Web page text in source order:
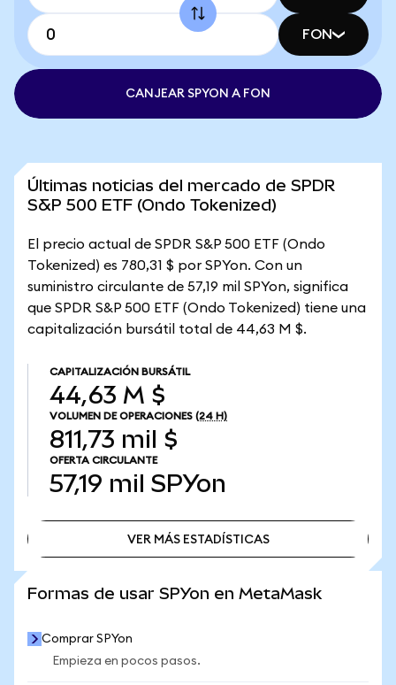
FON
CANJEAR SPYON A FON
Últimas noticias del mercado de SPDR
S&P 500 ETF (Ondo Tokenized)
El precio actual de SPDR S&P 500 ETF (Ondo
Tokenized) es 780,31 $ por SPYon. Con un
suministro circulante de 57,19 mil SPYon, significa
que SPDR S&P 500 ETF (Ondo Tokenized) tiene una
capitalización bursátil total de 44,63 M $.
CAPITALIZACIÓN BURSÁTIL
44,63 M $
VOLUMEN DE OPERACIONES (24 H)
811,73 mil $
OFERTA CIRCULANTE
57,19 mil SPYon
VER MÁS ESTADÍSTICAS
Formas de usar SPYon en MetaMask
Comprar SPYon
Empieza en pocos pasos.